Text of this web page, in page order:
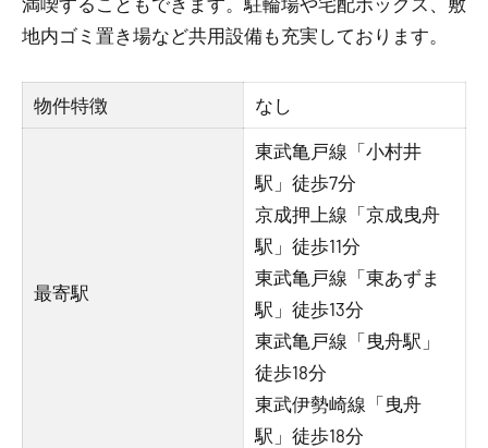
地内ゴミ置き場など共用設備も充実しております。
物件特徴 なし
最寄駅
東武亀戸線「小村井
駅」徒歩7分
京成押上線「京成曳舟
駅」徒歩11分
東武亀戸線「東あずま
駅」徒歩13分
東武亀戸線「曳舟駅」
徒歩18分
東武伊勢崎線「曳舟
駅」徒歩18分